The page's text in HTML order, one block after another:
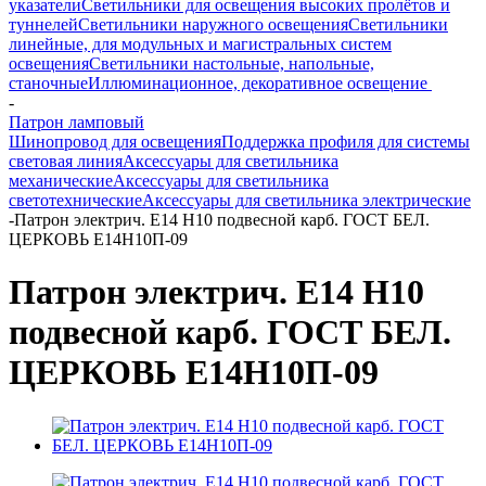
указателиСветильники для освещения высоких пролётов и
туннелейСветильники наружного освещенияСветильники
линейные, для модульных и магистральных систем
освещенияСветильники настольные, напольные,
станочныеИллюминационное, декоративное освещение
-
Патрон ламповый
Шинопровод для освещенияПоддержка профиля для системы
световая линияАксессуары для светильника
механическиеАксессуары для светильника
светотехническиеАксессуары для светильника электрические
-Патрон электрич. E14 Н10 подвесной карб. ГОСТ БЕЛ.
ЦЕРКОВЬ Е14Н10П-09
Патрон электрич. E14 Н10
подвесной карб. ГОСТ БЕЛ.
ЦЕРКОВЬ Е14Н10П-09